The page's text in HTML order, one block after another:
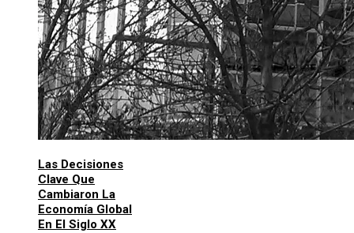
Las Decisiones
Clave Que
Cambiaron La
Economía Global
En El Siglo XX